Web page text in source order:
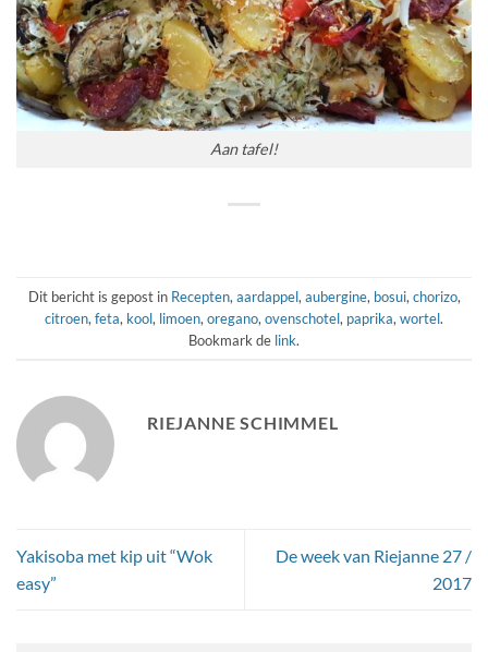
Aan tafel!
Dit bericht is gepost in Recepten, aardappel, aubergine, bosui, chorizo,
citroen, feta, kool, limoen, oregano, ovenschotel, paprika, wortel.
Bookmark de link.
RIEJANNE SCHIMMEL
Yakisoba met kip uit “Wok
easy”
De week van Riejanne 27 /
2017